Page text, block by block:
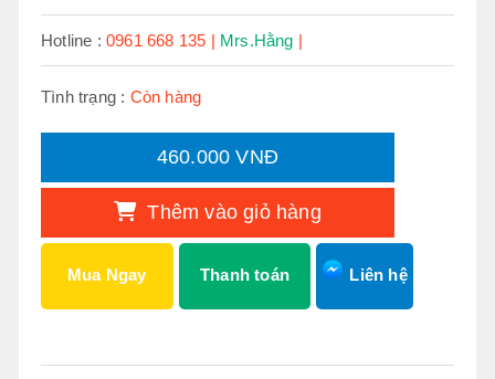
Hotline :0961 668 135 | Mrs.Hằng |
Tình trạng : Còn hàng
460.000 VNĐ
Thêm vào giỏ hàng
Mua Ngay Thanh toán Liên hệ